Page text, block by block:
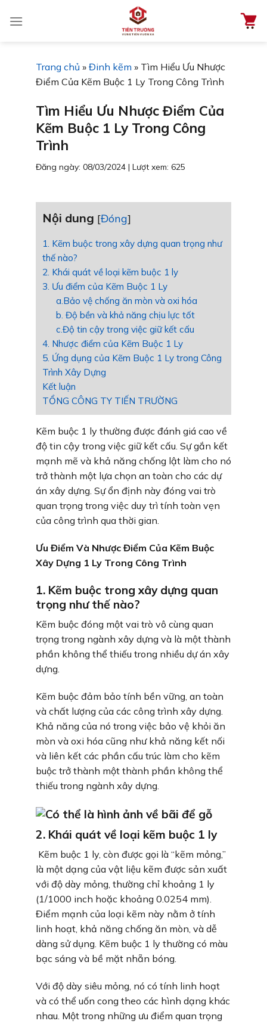
đến
Trang chủ » Đinh kẽm » Tìm Hiểu Ưu Nhược
Điểm Của Kẽm Buộc 1 Ly Trong Công Trình
Tìm Hiểu Ưu Nhược Điểm Của
Kẽm Buộc 1 Ly Trong Công
Trình
Đăng ngày: 08/03/2024 | Lượt xem: 625
Nội dung [Đóng]
1. Kẽm buộc trong xây dựng quan trọng như
thế nào?
2. Khái quát về loại kẽm buộc 1 ly
3. Ưu điểm của Kẽm Buộc 1 Ly
a.Bảo vệ chống ăn mòn và oxi hóa
b. Độ bền và khả năng chịu lực tốt
c.Độ tin cậy trong việc giữ kết cấu
4. Nhược điểm của Kẽm Buộc 1 Ly
5. Ứng dụng của Kẽm Buộc 1 Ly trong Công
Trình Xây Dựng
Kết luận
TỔNG CÔNG TY TIẾN TRƯỜNG
Kẽm buộc 1 ly thường được đánh giá cao về
độ tin cậy trong việc giữ kết cấu. Sự gắn kết
mạnh mẽ và khả năng chống lật làm cho nó
trở thành một lựa chọn an toàn cho các dự
án xây dựng. Sự ổn định này đóng vai trò
quan trọng trong việc duy trì tính toàn vẹn
của công trình qua thời gian.
Ưu Điểm Và Nhược Điểm Của Kẽm Buộc
Xây Dựng 1 Ly Trong Công Trình
1. Kẽm buộc trong xây dựng quan
trọng như thế nào?
Kẽm buộc đóng một vai trò vô cùng quan
trọng trong ngành xây dựng và là một thành
phần không thể thiếu trong nhiều dự án xây
dựng.
Kẽm buộc đảm bảo tính bền vững, an toàn
và chất lượng của các công trình xây dựng.
Khả năng của nó trong việc bảo vệ khỏi ăn
mòn và oxi hóa cũng như khả năng kết nối
và liên kết các phần cấu trúc làm cho kẽm
buộc trở thành một thành phần không thể
thiếu trong ngành xây dựng.
2. Khái quát về loại kẽm buộc 1 ly
Kẽm buộc 1 ly, còn được gọi là “kẽm mỏng,”
là một dạng của vật liệu kẽm được sản xuất
với độ dày mỏng, thường chỉ khoảng 1 ly
(1/1000 inch hoặc khoảng 0.0254 mm).
Điểm mạnh của loại kẽm này nằm ở tính
linh hoạt, khả năng chống ăn mòn, và dễ
dàng sử dụng. Kẽm buộc 1 ly thường có màu
bạc sáng và bề mặt nhẵn bóng.
Với độ dày siêu mỏng, nó có tính linh hoạt
và có thể uốn cong theo các hình dạng khác
nhau. Một trong những ưu điểm quan trọng